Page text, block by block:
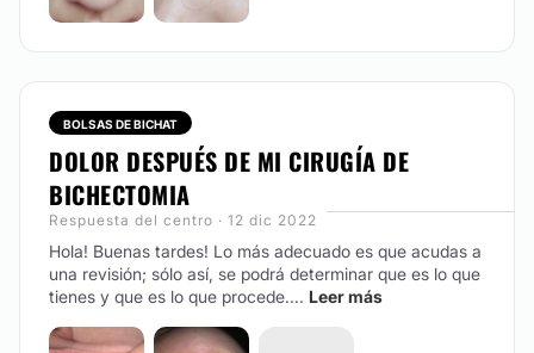
BOLSAS DE BICHAT
DOLOR DESPUÉS DE MI CIRUGÍA DE
BICHECTOMIA
Respuesta del centro · 12 dic 2022
Hola! Buenas tardes! Lo más adecuado es que acudas a
una revisión; sólo así, se podrá determinar que es lo que
tienes y que es lo que procede.... Leer más